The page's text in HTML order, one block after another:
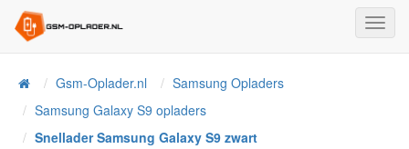
HomeGsm-Oplader.nl
Samsung Opladers
Samsung Galaxy S9 opladers
Snellader Samsung Galaxy S9 zwart